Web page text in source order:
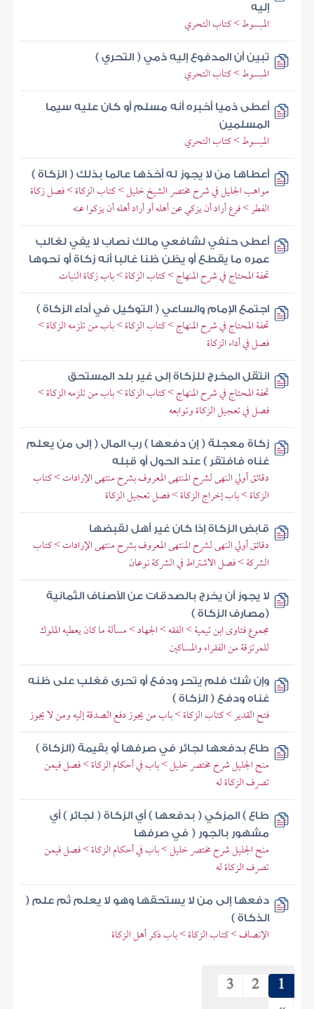
إليه
المبسوط > كتاب التحري
تبين أن المدفوع إليه ذمي ( التحري )
المبسوط > كتاب التحري
أعطى ذميا أخبره أنه مسلم أو كان عليه سيما
المسلمين
المبسوط > كتاب التحري
أعطاها من لا يجوز له أخذها عالما بذلك ( الزكاة )
مواهب الجليل في شرح مختصر الشيخ خليل > كتاب الزكاة > فصل زكاة
الفطر > فرع أراد أن يزكي عن أهله أو أراد أهله أن يزكوا عنه
أعطى حنفي لشافعي مالك نصاب لا يفي لغالب
عمره ما يقطع أو يظن ظنا غالبا أنه زكاة أو نحوها
تحفة المحتاج في شرح المنهاج > كتاب الزكاة > باب زكاة النبات
اجتمع الإمام والساعي ( التوكيل في أداء الزكاة )
تحفة المحتاج في شرح المنهاج > كتاب الزكاة > باب من تلزمه الزكاة >
فصل في أداء الزكاة
انتقل المخرج للزكاة إلى غير بلد المستحق
تحفة المحتاج في شرح المنهاج > كتاب الزكاة > باب من تلزمه الزكاة >
فصل في تعجيل الزكاة وتوابعه
زكاة معجلة ( إن دفعها ) رب المال ( إلى من يعلم
غناه فافتقر ) عند الحول أو قبله
دقائق أولي النهى لشرح المنتهى المعروف بشرح منتهى الإرادات > كتاب
الزكاة > باب إخراج الزكاة > فصل تعجيل الزكاة
قابض الزكاة إذا كان غير أهل لقبضها
دقائق أولي النهى لشرح المنتهى المعروف بشرح منتهى الإرادات > كتاب
الشركة > فصل الاشتراط في الشركة نوعان
لا يجوز أن يخرج بالصدقات عن الأصناف الثمانية
(مصارف الزكاة )
مجموع فتاوى ابن تيمية > الفقه > الجهاد > مسألة ما كان يعطيه الملوك
للمرتزقة من الفقراء والمساكين
وإن شك فلم يتحر ودفع أو تحرى فغلب على ظنه
غناه ودفع ( الزكاة )
فتح القدير > كتاب الزكاة > باب من يجوز دفع الصدقة إليه ومن لا يجوز
طاع بدفعها لجائر في صرفها أو بقيمة (الزكاة )
منح الجليل شرح مختصر خليل > باب في أحكام الزكاة > فصل فيمن
تصرف الزكاة له
طاع ) المزكي ( بدفعها ) أي الزكاة ( لجائر ) أي
مشهور بالجور ( في صرفها
منح الجليل شرح مختصر خليل > باب في أحكام الزكاة > فصل فيمن
تصرف الزكاة له
دفعها إلى من لا يستحقها وهو لا يعلم ثم علم (
الذكاة )
الإنصاف > كتاب الزكاة > باب ذكر أهل الزكاة
1
2
3